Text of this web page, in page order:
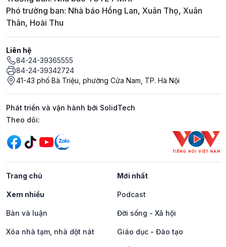
Phó trưởng ban: Nhà báo Hồng Lan, Xuân Thọ, Xuân
Thân, Hoài Thu
Liên hệ
84-24-39365555
84-24-39342724
41-43 phố Bà Triệu, phường Cửa Nam, TP. Hà Nội
Phát triển và vận hành bởi SolidTech
Mạng xã hội
Theo dõi:
Trang chủ Mới nhất
Xem nhiều Podcast
Bàn và luận Đời sống - Xã hội
Xóa nhà tạm, nhà dột nát Giáo dục - Đào tạo